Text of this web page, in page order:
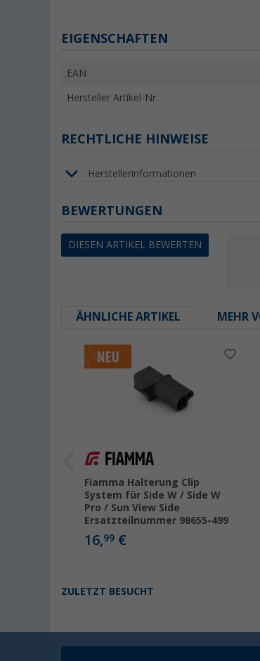
EIGENSCHAFTEN
EAN
Hersteller Artikel-Nr.
RECHTLICHE HINWEISE
Herstellerinformationen
BEWERTUNGEN
DIESEN ARTIKEL BEWERTEN
ÄHNLICHE ARTIKEL MEHR
Fiamma Halterung Clip
System für Side W / Side W
Pro / Sun View Side
Ersatzteilnummer 98655-499
16,99 €
ZULETZT BESUCHT